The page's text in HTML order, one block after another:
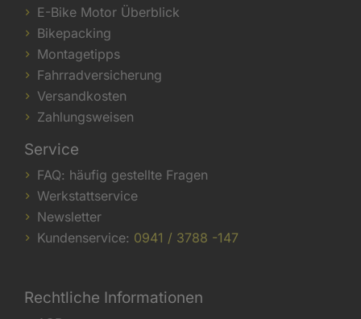
E-Bike Motor Überblick
Bikepacking
Montagetipps
Fahrradversicherung
Versandkosten
Zahlungsweisen
Service
FAQ: häufig gestellte Fragen
Werkstattservice
Newsletter
Kundenservice: 0941 / 3788 -147
Rechtliche Informationen